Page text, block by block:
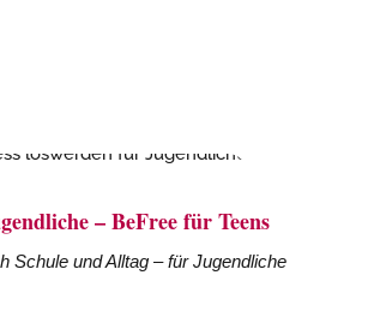
– BeFree für Teens
Schule und Alltag – für Jugendliche